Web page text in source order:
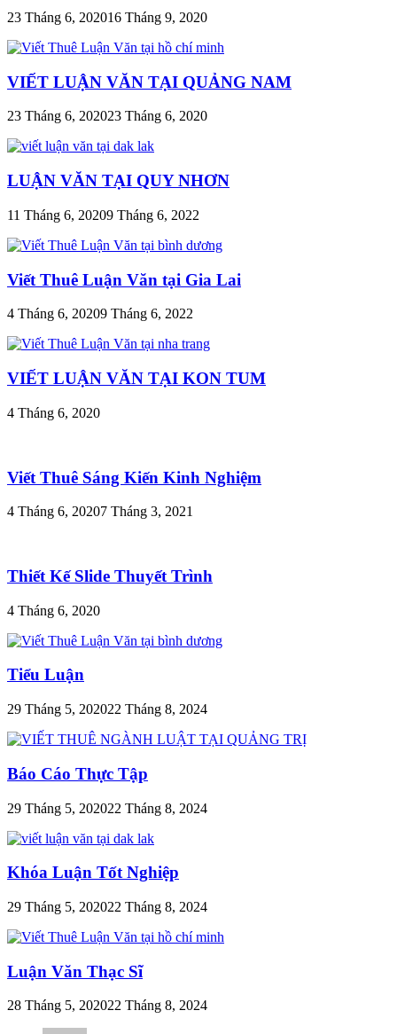
23 Tháng 6, 202016 Tháng 9, 2020
VIẾT LUẬN VĂN TẠI QUẢNG NAM
23 Tháng 6, 202023 Tháng 6, 2020
LUẬN VĂN TẠI QUY NHƠN
11 Tháng 6, 20209 Tháng 6, 2022
Viết Thuê Luận Văn tại Gia Lai
4 Tháng 6, 20209 Tháng 6, 2022
VIẾT LUẬN VĂN TẠI KON TUM
4 Tháng 6, 2020
Viết Thuê Sáng Kiến Kinh Nghiệm
4 Tháng 6, 20207 Tháng 3, 2021
Thiết Kế Slide Thuyết Trình
4 Tháng 6, 2020
Tiểu Luận
29 Tháng 5, 202022 Tháng 8, 2024
Báo Cáo Thực Tập
29 Tháng 5, 202022 Tháng 8, 2024
Khóa Luận Tốt Nghiệp
29 Tháng 5, 202022 Tháng 8, 2024
Luận Văn Thạc Sĩ
28 Tháng 5, 202022 Tháng 8, 2024